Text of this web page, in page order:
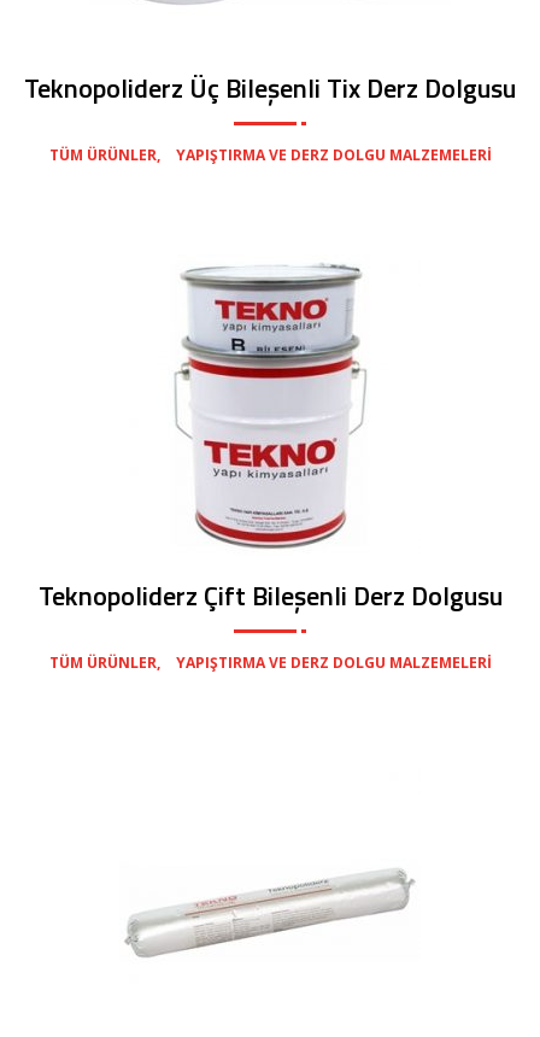
Teknopoliderz Üç Bileşenli Tix Derz Dolgusu
TÜM ÜRÜNLER YAPIŞTIRMA VE DERZ DOLGU MALZEMELERI
Teknopoliderz Çift Bileşenli Derz Dolgusu
TÜM ÜRÜNLER YAPIŞTIRMA VE DERZ DOLGU MALZEMELERI